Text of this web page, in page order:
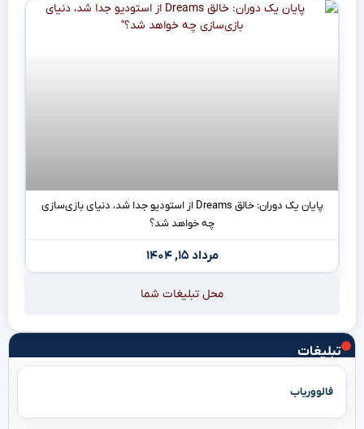
تبلیغات
فالووریاب
پایان یک دوران: خالق Dreams از استودیو جدا شد، دنیای بازی‌سازی
چه خواهد شد؟
مرداد ۱۵, ۱۴۰۴
محل تبلیغات شما